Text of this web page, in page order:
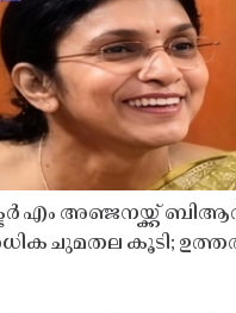
എം അഞ്ജനയ്ക്ക്
ചുമതല കൂടി;